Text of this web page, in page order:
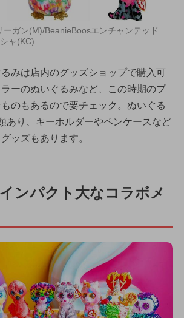
ーガン(M)/BeanieBoosエンチャンテッド
ャ(KC)
みは店内のグッズショップで購入可
ーのぬいぐるみなど、この時期のプ
のもあるので要チェック。ぬいぐる
あり、キーホルダーやペンケースなど
ッズもあります。
ンパクト大なコラボメ